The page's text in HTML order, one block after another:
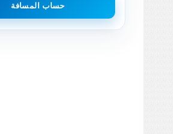
حساب المسافة